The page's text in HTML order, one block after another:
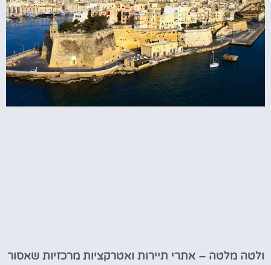
ולטה מלטה – אתרי תיירות ואטרקציות מרכזיות שאסור